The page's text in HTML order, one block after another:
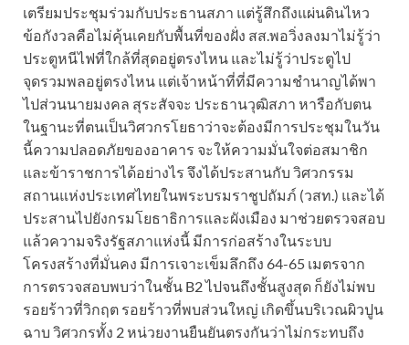
เตรียมประชุมร่วมกับประธานสภา แต่รู้สึกถึงแผ่นดินไหว
ข้อกังวลคือไม่คุ้นเคยกับพื้นที่ของฝั่ง สส.พอวิ่งลงมาไม่รู้ว่า
ประตูหนีไฟที่ใกล้ที่สุดอยู่ตรงไหน และไม่รู้ว่าประตูไป
จุดรวมพลอยู่ตรงไหน แต่เจ้าหน้าที่ที่มีความชำนาญได้พา
ไปส่วนนายมงคล สุระสัจจะ ประธานวุฒิสภา หารือกับตน
ในฐานะที่ตนเป็นวิศวกรโยธาว่าจะต้องมีการประชุมในวัน
นี้ความปลอดภัยของอาคาร จะให้ความมั่นใจต่อสมาชิก
และข้าราชการได้อย่างไร จึงได้ประสานกับ วิศวกรรม
สถานแห่งประเทศไทยในพระบรมราชูปถัมภ์ (วสท.) และได้
ประสานไปยังกรมโยธาธิการและผังเมือง มาช่วยตรวจสอบ
แล้วความจริงรัฐสภาแห่งนี้ มีการก่อสร้างในระบบ
โครงสร้างที่มั่นคง มีการเจาะเข็มลึกถึง 64-65 เมตรจาก
การตรวจสอบพบว่าในชั้น B2 ไปจนถึงชั้นสูงสุด ก็ยังไม่พบ
รอยร้าวที่วิกฤต รอยร้าวที่พบส่วนใหญ่ เกิดขึ้นบริเวณผิวปูน
ฉาบ วิศวกรทั้ง 2 หน่วยงานยืนยันตรงกันว่าไม่กระทบถึง